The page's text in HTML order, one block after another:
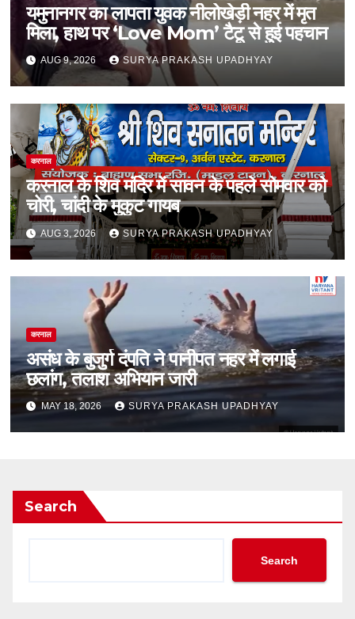
यमुनानगर का लापता युवक नीलोखेड़ी नहर में मृत
मिला, हाथ पर ‘Love Mom’ टैटू से हुई पहचान
AUG 9, 2026 SURYA PRAKASH UPADHYAY
करनाल
करनाल के शिव मंदिर में सावन के पहले सोमवार को
चोरी, चांदी के मुकुट गायब
AUG 3, 2026 SURYA PRAKASH UPADHYAY
करनाल
असंध के बुजुर्ग दंपति ने पानीपत नहर में लगाई
छलांग, तलाश अभियान जारी
MAY 18, 2026 SURYA PRAKASH UPADHYAY
Search
Search